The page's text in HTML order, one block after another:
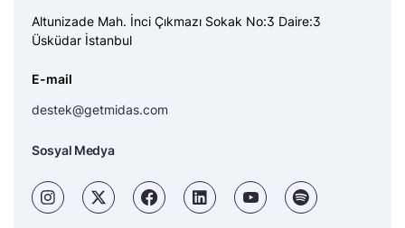
Altunizade Mah. İnci Çıkmazı Sokak No:3 Daire:3
Üsküdar İstanbul
E-mail
destek@getmidas.com
Sosyal Medya